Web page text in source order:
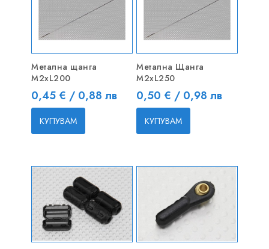
Метална щанга
M2xL200
Цена
0,45 € / 0,88 лв
КУПУВАМ
Метална Щанга
M2xL250
Цена
0,50 € / 0,98 лв
КУПУВАМ